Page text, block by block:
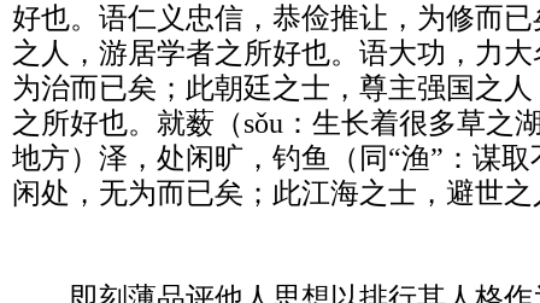
好也。语仁义忠信，恭俭推让，为修而
之人，游居学者之所好也。语大功，力
为治而已矣；此朝廷之士，尊主强国之
之所好也。就薮（sǒu：生长着很多草之
地方）泽，处闲旷，钓鱼（同“渔”：谋
闲处，无为而已矣；此江海之士，避世